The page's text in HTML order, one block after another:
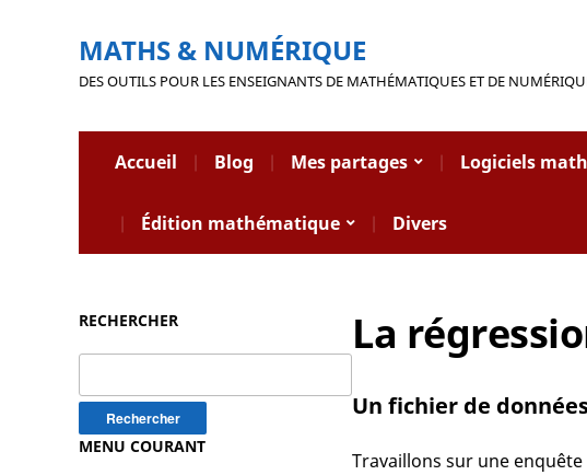
MATHS & NUMÉRIQUE
DES OUTILS POUR LES ENSEIGNANTS DE MATHÉMATIQUES ET DE
Accueil Blog Mes partages Logiciels
Édition mathématique Divers
RECHERCHER
MENU COURANT
La
Un fichier de
Travaillons sur une